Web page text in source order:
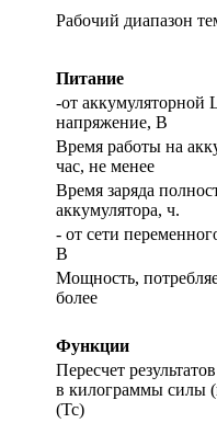
Рабочий диапазон
Питание
-от аккумуляторной
напряжение, В
Время работы на
час, не менее
Время заряда
аккумулятора, ч.
- от сети
В
Мощность,
более
Функции
Пересчет
в килограммы силы
(Тс)